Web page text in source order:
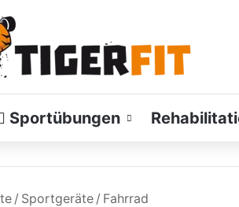
Sportübungen
/ Sportgeräte / Fahrrad